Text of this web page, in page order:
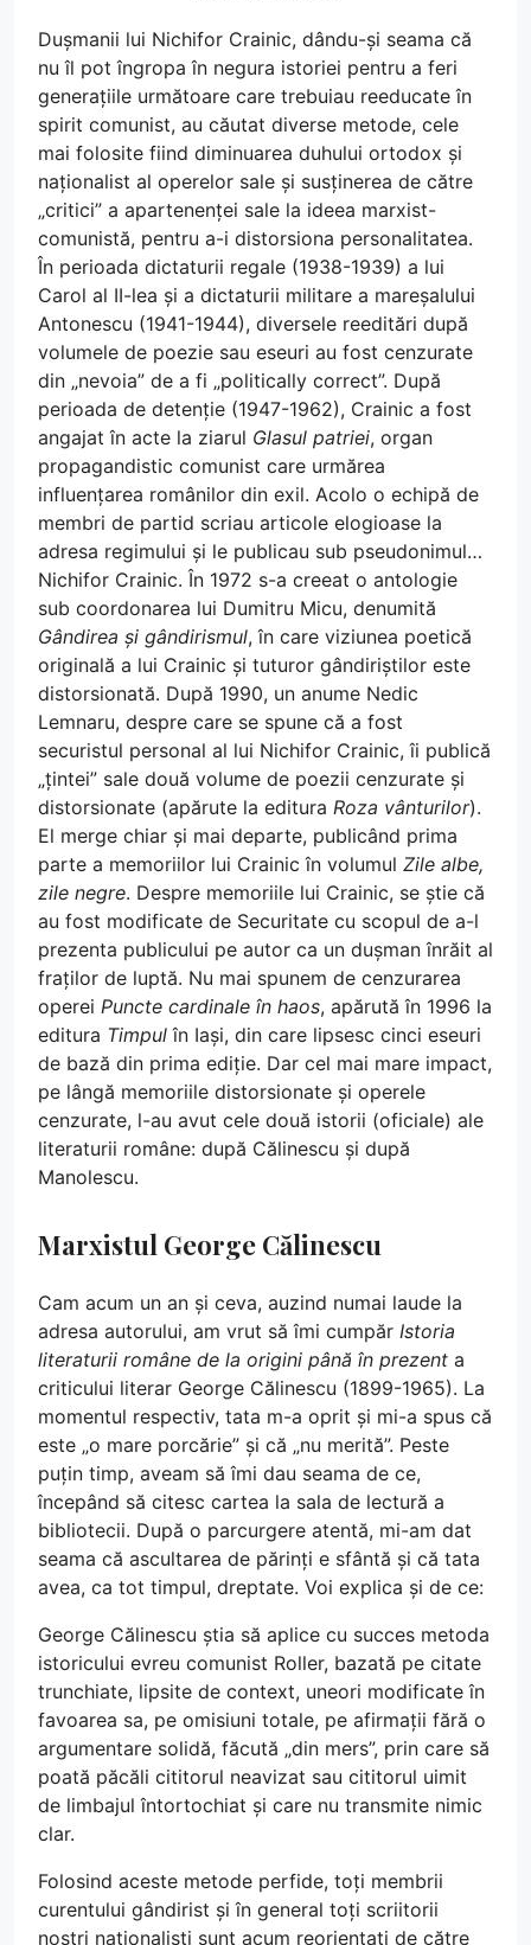
Dușmanii lui Nichifor Crainic, dându-și seama că
nu îl pot îngropa în negura istoriei pentru a feri
generațiile următoare care trebuiau reeducate în
spirit comunist, au căutat diverse metode, cele
mai folosite fiind diminuarea duhului ortodox și
naționalist al operelor sale și susținerea de către
„critici” a apartenenței sale la ideea marxist-
comunistă, pentru a-i distorsiona personalitatea.
În perioada dictaturii regale (1938-1939) a lui
Carol al II-lea și a dictaturii militare a mareșalului
Antonescu (1941-1944), diversele reeditări după
volumele de poezie sau eseuri au fost cenzurate
din „nevoia” de a fi „politically correct”. După
perioada de detenție (1947-1962), Crainic a fost
angajat în acte la ziarul Glasul patriei, organ
propagandistic comunist care urmărea
influențarea românilor din exil. Acolo o echipă de
membri de partid scriau articole elogioase la
adresa regimului și le publicau sub pseudonimul…
Nichifor Crainic. În 1972 s-a creeat o antologie
sub coordonarea lui Dumitru Micu, denumită
Gândirea și gândirismul, în care viziunea poetică
originală a lui Crainic și tuturor gândiriștilor este
distorsionată. După 1990, un anume Nedic
Lemnaru, despre care se spune că a fost
securistul personal al lui Nichifor Crainic, îi publică
„țintei” sale două volume de poezii cenzurate și
distorsionate (apărute la editura Roza vânturilor).
El merge chiar și mai departe, publicând prima
parte a memoriilor lui Crainic în volumul Zile albe,
zile negre. Despre memoriile lui Crainic, se știe că
au fost modificate de Securitate cu scopul de a-l
prezenta publicului pe autor ca un dușman înrăit al
fraților de luptă. Nu mai spunem de cenzurarea
operei Puncte cardinale în haos, apărută în 1996 la
editura Timpul în Iași, din care lipsesc cinci eseuri
de bază din prima ediție. Dar cel mai mare impact,
pe lângă memoriile distorsionate și operele
cenzurate, l-au avut cele două istorii (oficiale) ale
literaturii române: după Călinescu și după
Manolescu.
Marxistul George Călinescu
Cam acum un an și ceva, auzind numai laude la
adresa autorului, am vrut să îmi cumpăr Istoria
literaturii române de la origini până în prezent a
criticului literar George Călinescu (1899-1965). La
momentul respectiv, tata m-a oprit și mi-a spus că
este „o mare porcărie” și că „nu merită”. Peste
puțin timp, aveam să îmi dau seama de ce,
începând să citesc cartea la sala de lectură a
bibliotecii. După o parcurgere atentă, mi-am dat
seama că ascultarea de părinți e sfântă și că tata
avea, ca tot timpul, dreptate. Voi explica și de ce:
George Călinescu știa să aplice cu succes metoda
istoricului evreu comunist Roller, bazată pe citate
trunchiate, lipsite de context, uneori modificate în
favoarea sa, pe omisiuni totale, pe afirmații fără o
argumentare solidă, făcută „din mers”, prin care să
poată păcăli cititorul neavizat sau cititorul uimit
de limbajul întortochiat și care nu transmite nimic
clar.
Folosind aceste metode perfide, toți membrii
curentului gândirist și în general toți scriitorii
noștri naționaliști sunt acum reorientați de către